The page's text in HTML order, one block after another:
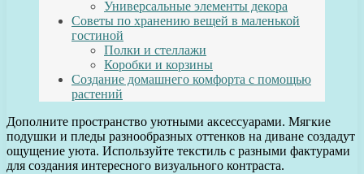
Универсальные элементы декора
Советы по хранению вещей в маленькой
гостиной
Полки и стеллажи
Коробки и корзины
Создание домашнего комфорта с помощью
растений
Дополните пространство уютными аксессуарами. Мягкие
подушки и пледы разнообразных оттенков на диване создадут
ощущение уюта. Используйте текстиль с разными фактурами
для создания интересного визуального контраста.